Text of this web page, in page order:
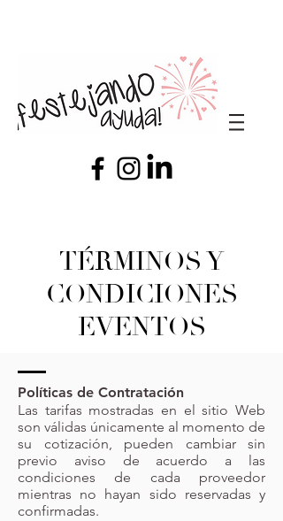
​TÉRMINOS Y
CONDICIONES
EVENTOS
Políticas de Contratación
Las tarifas mostradas en el sitio Web
son válidas únicamente al momento de
su cotización, pueden cambiar sin
previo aviso de acuerdo a las
condiciones de cada proveedor
mientras no hayan sido reservadas y
confirmadas.